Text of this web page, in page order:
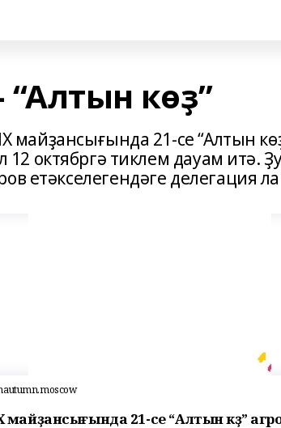
“Алтын көҙ”
майҙансығында 21-се “Алтын
12 октябргә тиклем дауам итә.
етәкселегендәге делегация
майҙансығында 21-се “Алтын көҙ”